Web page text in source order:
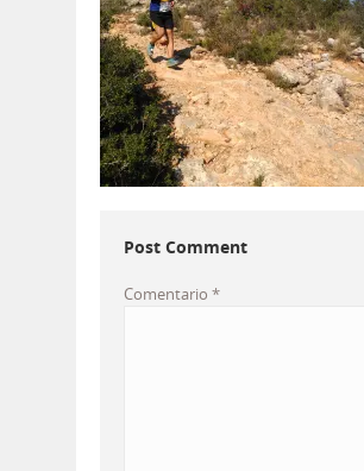
Post Comment
Comentario *